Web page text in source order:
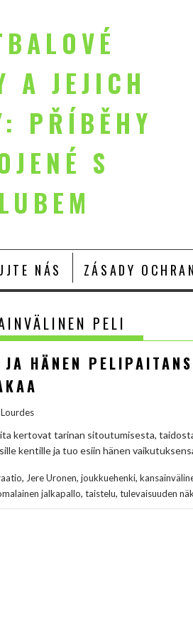
A JEJICH
PŘÍBĚHY
S
NÁS ZÁSADY
PELI
JA HÄNEN
Lourdes
kertovat tarinan sitoutumisesta,
kentille ja tuo esiin hänen
, Jere Uronen, joukkuehenki,
jalkapallo, taistelu, tulevaisuuden